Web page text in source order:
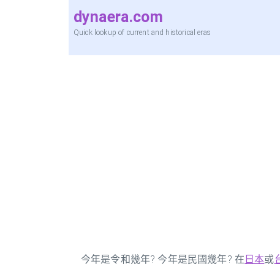
dynaera.com
Quick lookup of current and historical eras
今年是令和幾年? 今年是民國幾年? 在 日本或